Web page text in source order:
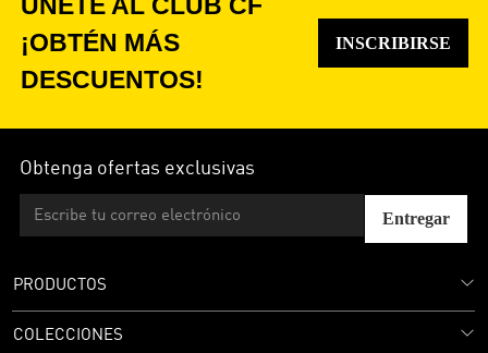
ÚNETE AL CLUB CF
¡OBTÉN MÁS
DESCUENTOS!
INSCRIBIRSE
Obtenga ofertas exclusivas
Entregar
PRODUCTOS
COLECCIONES